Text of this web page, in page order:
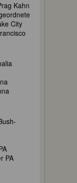
Kahn
City
PA